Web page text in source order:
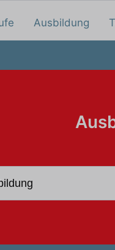
Ausbildung